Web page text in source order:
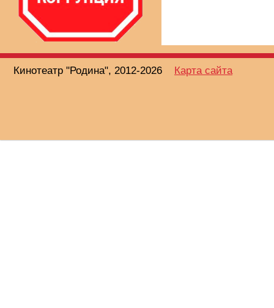
Кинотеатр "Родина", 2012-2026 Карта сайта